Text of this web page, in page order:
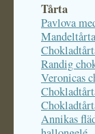
Tårta
Pavlova
Mandeltårta
Randig
Veronicas
Annikas